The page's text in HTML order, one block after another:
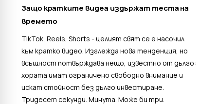
Защо кратките видеа издържат теста на
времето
TikTok, Reels, Shorts - целият свят се е насочил
към кратко видео. Изглежда нова тенденция, но
всъщност потвърждава нещо, известно от дълго:
хората имат ограничено свободно внимание и
искат стойност без дълго инвестиране.
Тридесет секунди. Минута. Може би три.